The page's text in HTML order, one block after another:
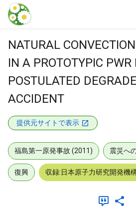
本文に飛ぶ
NATURAL
IN A PROTOTYPIC PWR
POSTULATED
ACCIDENT
提供元サイトで表示
福島第一原発事故 (2011) 震災へ
復興 収録:日本原子力研究開発機